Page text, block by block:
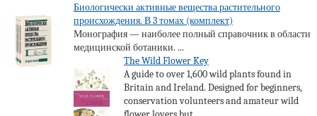
Биологически активные вещества растительного
происхождения. В 3 томах (комплект)
Монография — наиболее полный справочник в области
медицинской ботаники. ...
The Wild Flower Key
A guide to over 1,600 wild plants found in
Britain and Ireland. Designed for beginners,
conservation volunteers and amateur wild